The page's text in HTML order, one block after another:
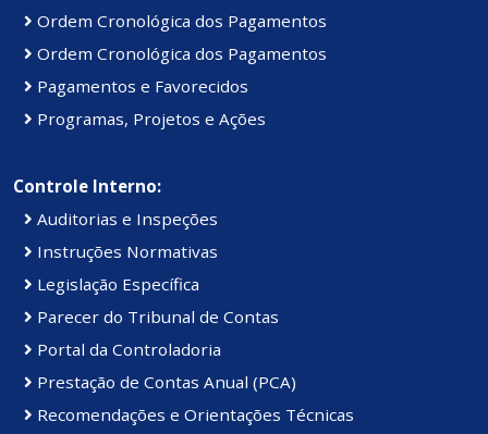
Ordem Cronológica dos Pagamentos
Ordem Cronológica dos Pagamentos
Pagamentos e Favorecidos
Programas, Projetos e Ações
Controle Interno:
Auditorias e Inspeções
Instruções Normativas
Legislação Específica
Parecer do Tribunal de Contas
Portal da Controladoria
Prestação de Contas Anual (PCA)
Recomendações e Orientações Técnicas